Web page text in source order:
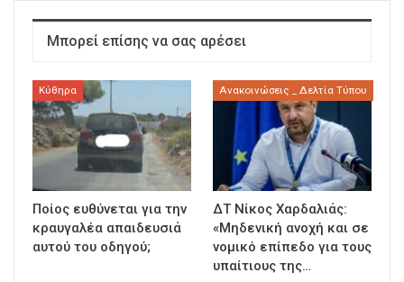
Μπορεί επίσης να σας αρέσει
Κύθηρα
Ποίος ευθύνεται για την
κραυγαλέα απαιδευσιά
αυτού του οδηγού;
Ανακοινώσεις _ Δελτία Τύπου
ΔΤ Νίκος Χαρδαλιάς:
«Μηδενική ανοχή και σε
νομικό επίπεδο για τους
υπαίτιους της…